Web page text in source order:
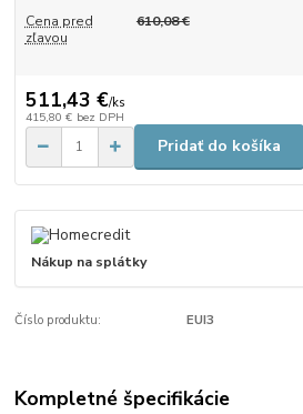
Cena pred
zľavou
610,08 €
511,43 €/ks
415,80 € bez DPH
Pridať do košíka
Nákup na splátky
Číslo produktu: EUI3
Kompletné špecifikácie